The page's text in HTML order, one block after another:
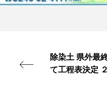
除染土 県外最
て工程表決定